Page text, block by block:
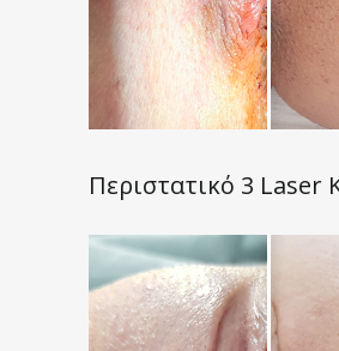
Περιστατικό 3 Laser